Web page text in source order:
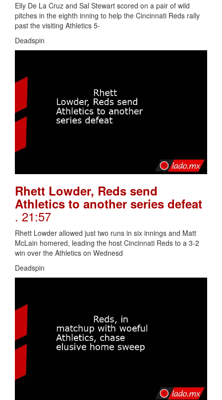
Elly De La Cruz and Sal Stewart scored on a pair of wild
pitches in the eighth inning to help the Cincinnati Reds rally
past the visiting Athletics 5-
Deadspin
Rhett Lowder, Reds send
Athletics to another series defeat
. 21:57
Rhett Lowder allowed just two runs in six innings and Matt
McLain homered, leading the host Cincinnati Reds to a 3-2
win over the Athletics on Wednesd
Deadspin